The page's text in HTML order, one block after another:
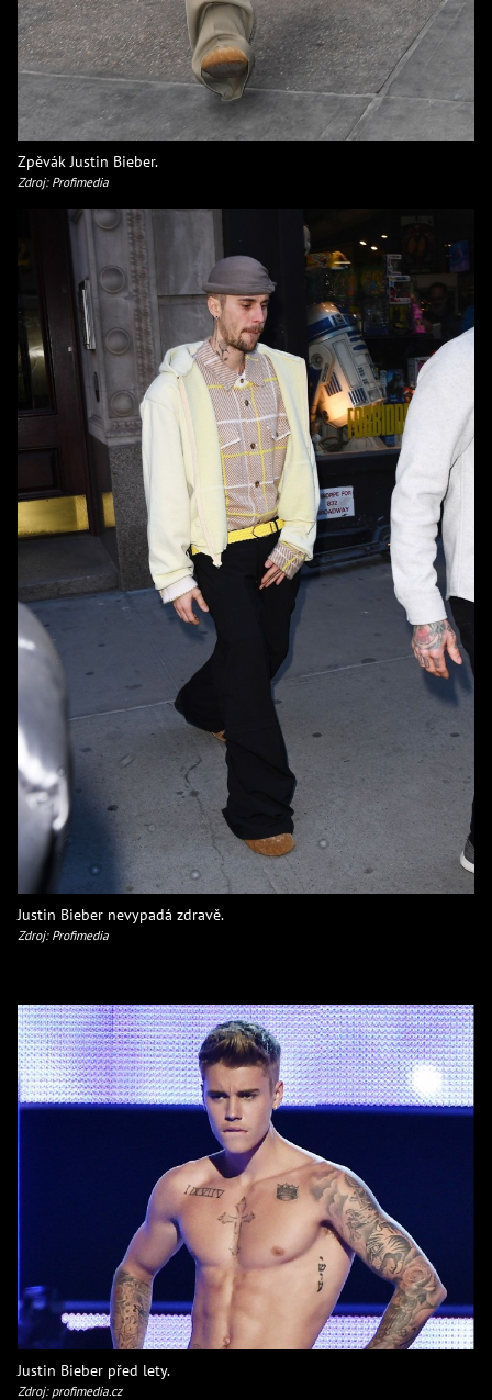
Zpěvák Justin Bieber.
Zdroj: Profimedia
Justin Bieber nevypadá zdravě.
Zdroj: Profimedia
Justin Bieber před lety.
Zdroj: profimedia.cz